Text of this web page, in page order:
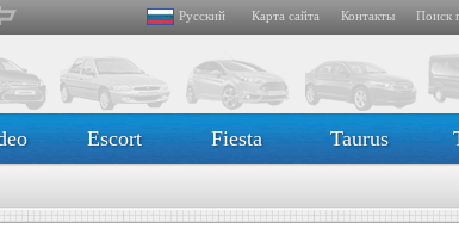
Русский Карта сайта Контакты Поиск
Escort Fiesta Taurus